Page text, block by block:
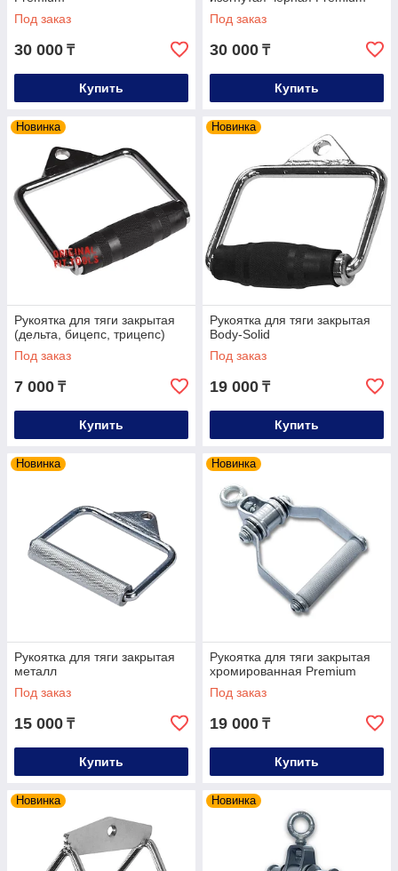
Под заказ
30 000 ₸
Купить
Под заказ
30 000 ₸
Купить
Новинка
Рукоятка для тяги закрытая
(дельта, бицепс, трицепс)
Под заказ
7 000 ₸
Купить
Новинка
Рукоятка для тяги закрытая
Body-Solid
Под заказ
19 000 ₸
Купить
Новинка
Рукоятка для тяги закрытая
металл
Под заказ
15 000 ₸
Купить
Новинка
Рукоятка для тяги закрытая
хромированная Premium
Под заказ
19 000 ₸
Купить
Новинка Новинка